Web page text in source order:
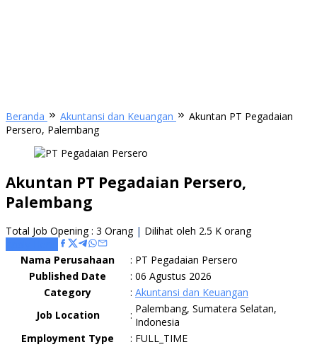
Beranda Akuntansi dan Keuangan
Akuntan PT Pegadaian
Persero, Palembang
Akuntan PT Pegadaian Persero,
Palembang
Total Job Opening : 3 Orang | Dilihat oleh 2.5 K orang
Nama Perusahaan
: PT Pegadaian Persero
Published Date
: 06 Agustus 2026
Category
: Akuntansi dan Keuangan
Job Location
: Palembang, Sumatera Selatan,
Indonesia
Employment Type
: FULL_TIME